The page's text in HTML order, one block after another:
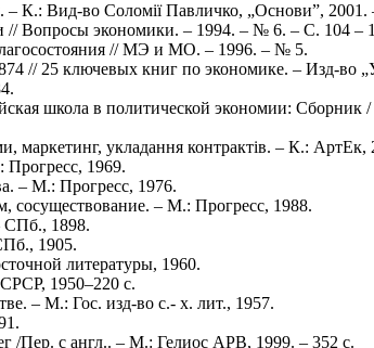
– К.: Вид-во Соломії Павличко, „Основи”, 2001.
Вопросы экономики. – 1994. – № 6. – С. 104 –
// МЭ и МО. – 1996. – № 5.
// 25 ключевых книг по экономике. – Изд-во
школа в политической экономии:
маркетинг, укладання контрактів. – К.: АртЕк,
1969.
– М.: Прогресс, 1976.
– М.: Прогресс, 1988.
СПб., 1898.
1905.
литературы, 1960.
1950–220 с.
– М.: Гос. изд-во с.- х. лит., 1957.
/Пер. с англ.. – М.: Гелиос АРВ, 1999. – 352 с.